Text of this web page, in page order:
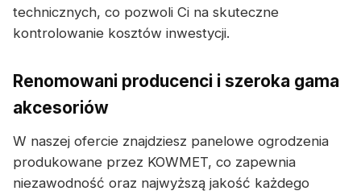
technicznych, co pozwoli Ci na skuteczne
kontrolowanie kosztów inwestycji.
Renomowani producenci i szeroka gama
akcesoriów
W naszej ofercie znajdziesz panelowe ogrodzenia
produkowane przez KOWMET, co zapewnia
niezawodność oraz najwyższą jakość każdego